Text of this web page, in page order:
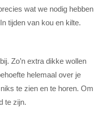
wat we nodig hebben
tijden van kou en kilte.
Zo’n extra dikke wollen
helemaal over je
te zien en te horen. Om
te zijn.